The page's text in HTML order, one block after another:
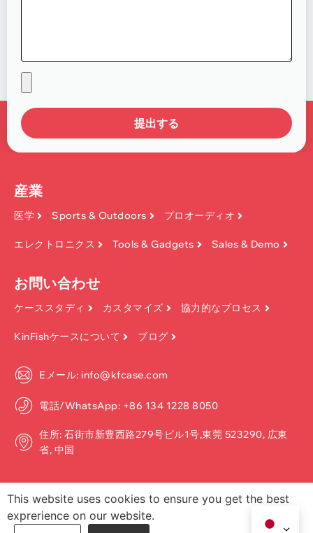
提出する
産業
医学 Sports & Outdoors プロオーディオ
エレクトロニクス Tools & Gadgets Sales & Demo
お問い合わせ
ケーススタディ カスタマイズ 協力的なプロセス
KinFishケースについて ブログ
Eメール: info@kfcase.com
電話/WhatsApp: +86 134 1228 8050
住所: 石街市新豊西路279号ビル1号,東莞 523290, 広東
省, 中国
著作権 ©2026, Dongguan Kinfish Technology Co.、Ltd. 無断転載を禁
This website uses cookies to ensure you get the best
exprerience on our website.